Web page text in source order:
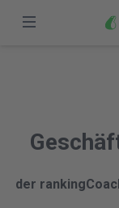
Preise
Partner
der